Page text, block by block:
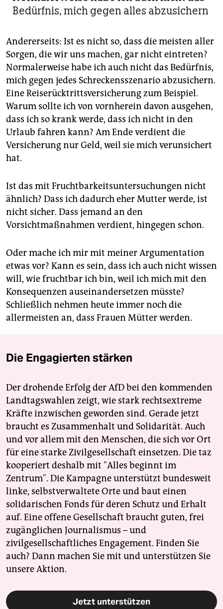
Bedürfnis, mich gegen alles abzusichern
Andererseits: Ist es nicht so, dass die meisten aller
Sorgen, die wir uns machen, gar nicht eintreten?
Normalerweise habe ich auch nicht das Bedürfnis,
mich gegen jedes Schreckensszenario abzusichern.
Eine Reiserücktrittsversicherung zum Beispiel.
Warum sollte ich von vornherein davon ausgehen,
dass ich so krank werde, dass ich nicht in den
Urlaub fahren kann? Am Ende verdient die
Versicherung nur Geld, weil sie mich verunsichert
hat.
Ist das mit Fruchtbarkeitsuntersuchungen nicht
ähnlich? Dass ich dadurch eher Mutter werde, ist
nicht sicher. Dass jemand an den
Vorsichtmaßnahmen verdient, hingegen schon.
Oder mache ich mir mit meiner Argumentation
etwas vor? Kann es sein, dass ich auch nicht wissen
will, wie fruchtbar ich bin, weil ich mich mit den
Konsequenzen auseinandersetzen müsste?
Schließlich nehmen heute immer noch die
allermeisten an, dass Frauen Mütter werden.
Die Engagierten stärken
Der drohende Erfolg der AfD bei den kommenden
Landtagswahlen zeigt, wie stark rechtsextreme
Kräfte inzwischen geworden sind. Gerade jetzt
braucht es Zusammenhalt und Solidarität. Auch
und vor allem mit den Menschen, die sich vor Ort
für eine starke Zivilgesellschaft einsetzen. Die taz
kooperiert deshalb mit "Alles beginnt im
Zentrum". Die Kampagne unterstützt bundesweit
linke, selbstverwaltete Orte und baut einen
solidarischen Fonds für deren Schutz und Erhalt
auf. Eine offene Gesellschaft braucht guten, frei
zugänglichen Journalismus – und
zivilgesellschaftliches Engagement. Finden Sie
auch? Dann machen Sie mit und unterstützen Sie
unsere Aktion.
Jetzt unterstützen